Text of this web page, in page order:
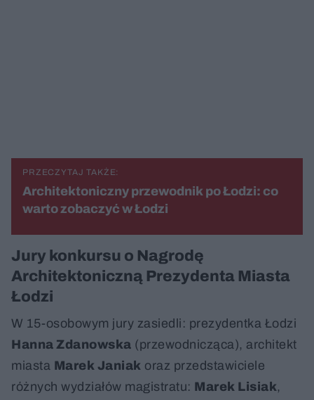
PRZECZYTAJ TAKŻE:
Architektoniczny przewodnik po Łodzi: co
warto zobaczyć w Łodzi
Jury konkursu o Nagrodę
Architektoniczną Prezydenta Miasta
Łodzi
W 15-osobowym jury zasiedli: prezydentka Łodzi
Hanna Zdanowska (przewodnicząca), architekt
miasta Marek Janiak oraz przedstawiciele
różnych wydziałów magistratu: Marek Lisiak,